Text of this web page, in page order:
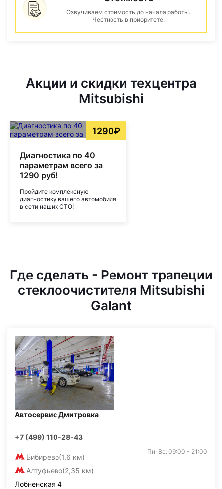
Озвучиваем стоимость до начала работы.
Честность в приоритете.
Акции и скидки техцентра
Mitsubishi
1290₽
Диагностика по 40
параметрам всего за
1290 руб!
Пройдите комплексную
диагностику вашего автомобиля
в сети наших СТО!
Где сделать - Ремонт трапеции
стеклоочистителя Mitsubishi
Galant
Автосервис Дмитровка
+7 (499) 110-28-43
Бибирево(1,6 км)
Алтуфьево(2,35 км)
Пн-Вс: 09:00 - 21:00
Лобненская 4